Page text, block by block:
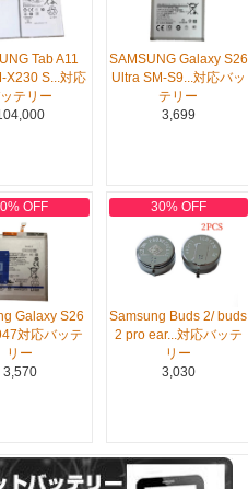
Tab A11
X230 S...対応
テリー
SAMSUNG Galaxy S26
Ultra SM-S9...対応バッ
テリー
3,699
OFF
Galaxy S26
対応バッテ
リー
3,570
30% OFF
Samsung Buds 2/ buds
2 pro ear...対応バッテ
リー
3,030